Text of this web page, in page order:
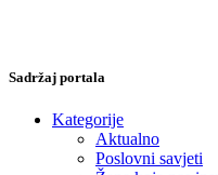
Sadržaj portala
Kategorije
Aktualno
Poslovni savjeti